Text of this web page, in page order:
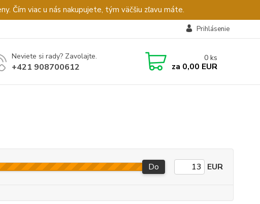
Čím viac u nás nakupujete, tým väčšiu zľavu máte.
Prihlásenie
Neviete si rady? Zavolajte.
+421 908700612
0 ks
za 0,00 EUR
Do EUR